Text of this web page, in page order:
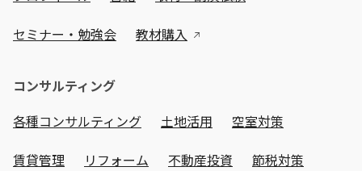
セミナー・勉強会 教材購入
コンサルティング
各種コンサルティング
土地活用 空室対策
賃貸管理 リフォーム 不動産投資 節税対策